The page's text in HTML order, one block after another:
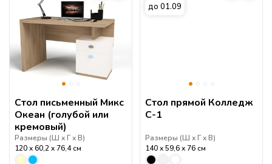
Стол письменный Микс
Океан (голубой или
кремовый)
Размеры (Ш Г В)
120
60,2 76,4 см
до 01.09
Стол прямой Колледж
С-1
Размеры (Ш Г В)
140
59,6 76 см